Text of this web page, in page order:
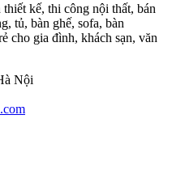
kế, thi công nội thất, bán
tủ, bàn ghế, sofa, bàn
cho gia đình, khách sạn, văn
Nội